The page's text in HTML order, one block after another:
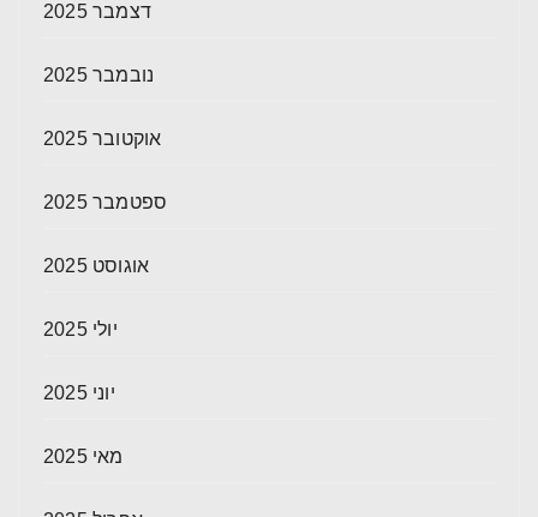
דצמבר 2025
נובמבר 2025
אוקטובר 2025
ספטמבר 2025
אוגוסט 2025
יולי 2025
יוני 2025
מאי 2025